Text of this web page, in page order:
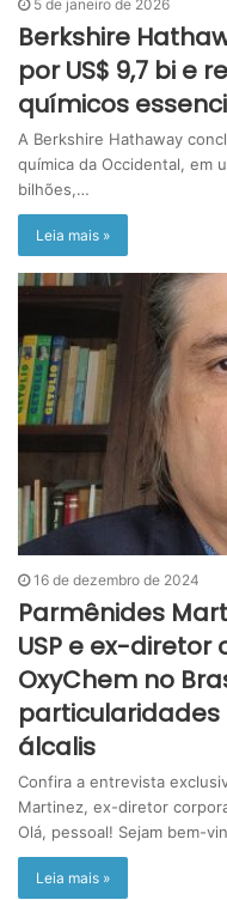
5 de janeiro de 2026
Berkshire
por US$ 9,7 bi e
químicos
A Berkshire Hathaway
química da Occidental, em
bilhões,…
Leia mais »
16 de dezembro de 2024
Parmênides
USP e ex-
OxyChem no
álcalis
Confira a entrevista
Martinez, ex-diretor
Olá, pessoal! Sejam bem-
Leia mais »